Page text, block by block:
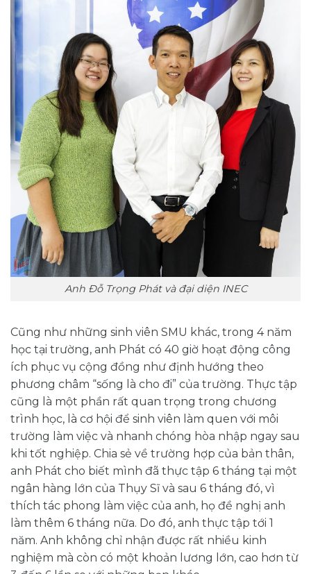
Anh Đỗ Trọng Phát và đại diện INEC
Cũng như những sinh viên SMU khác, trong 4 năm
học tại trường, anh Phát có 40 giờ hoạt động công
ích phục vụ cộng đồng như định hướng theo
phương châm “sống là cho đi” của trường. Thực tập
cũng là một phần rất quan trọng trong chương
trình học, là cơ hội để sinh viên làm quen với môi
trường làm việc và nhanh chóng hòa nhập ngay sau
khi tốt nghiệp. Chia sẻ về trường hợp của bản thân,
anh Phát cho biết mình đã thực tập 6 tháng tại một
ngân hàng lớn của Thụy Sĩ và sau 6 tháng đó, vì
thích tác phong làm việc của anh, họ đề nghị anh
làm thêm 6 tháng nữa. Do đó, anh thực tập tới 1
năm. Anh không chỉ nhận được rất nhiều kinh
nghiệm mà còn có một khoản lương lớn, cao hơn từ